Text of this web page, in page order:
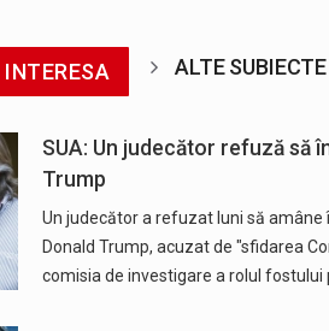
ALTE SUBIECTE
SUA: Un judecător refuză să
Trump
Un judecător a refuzat luni să amâne
Donald Trump, acuzat de "sfidarea
comisia de investigare a rolul fostului